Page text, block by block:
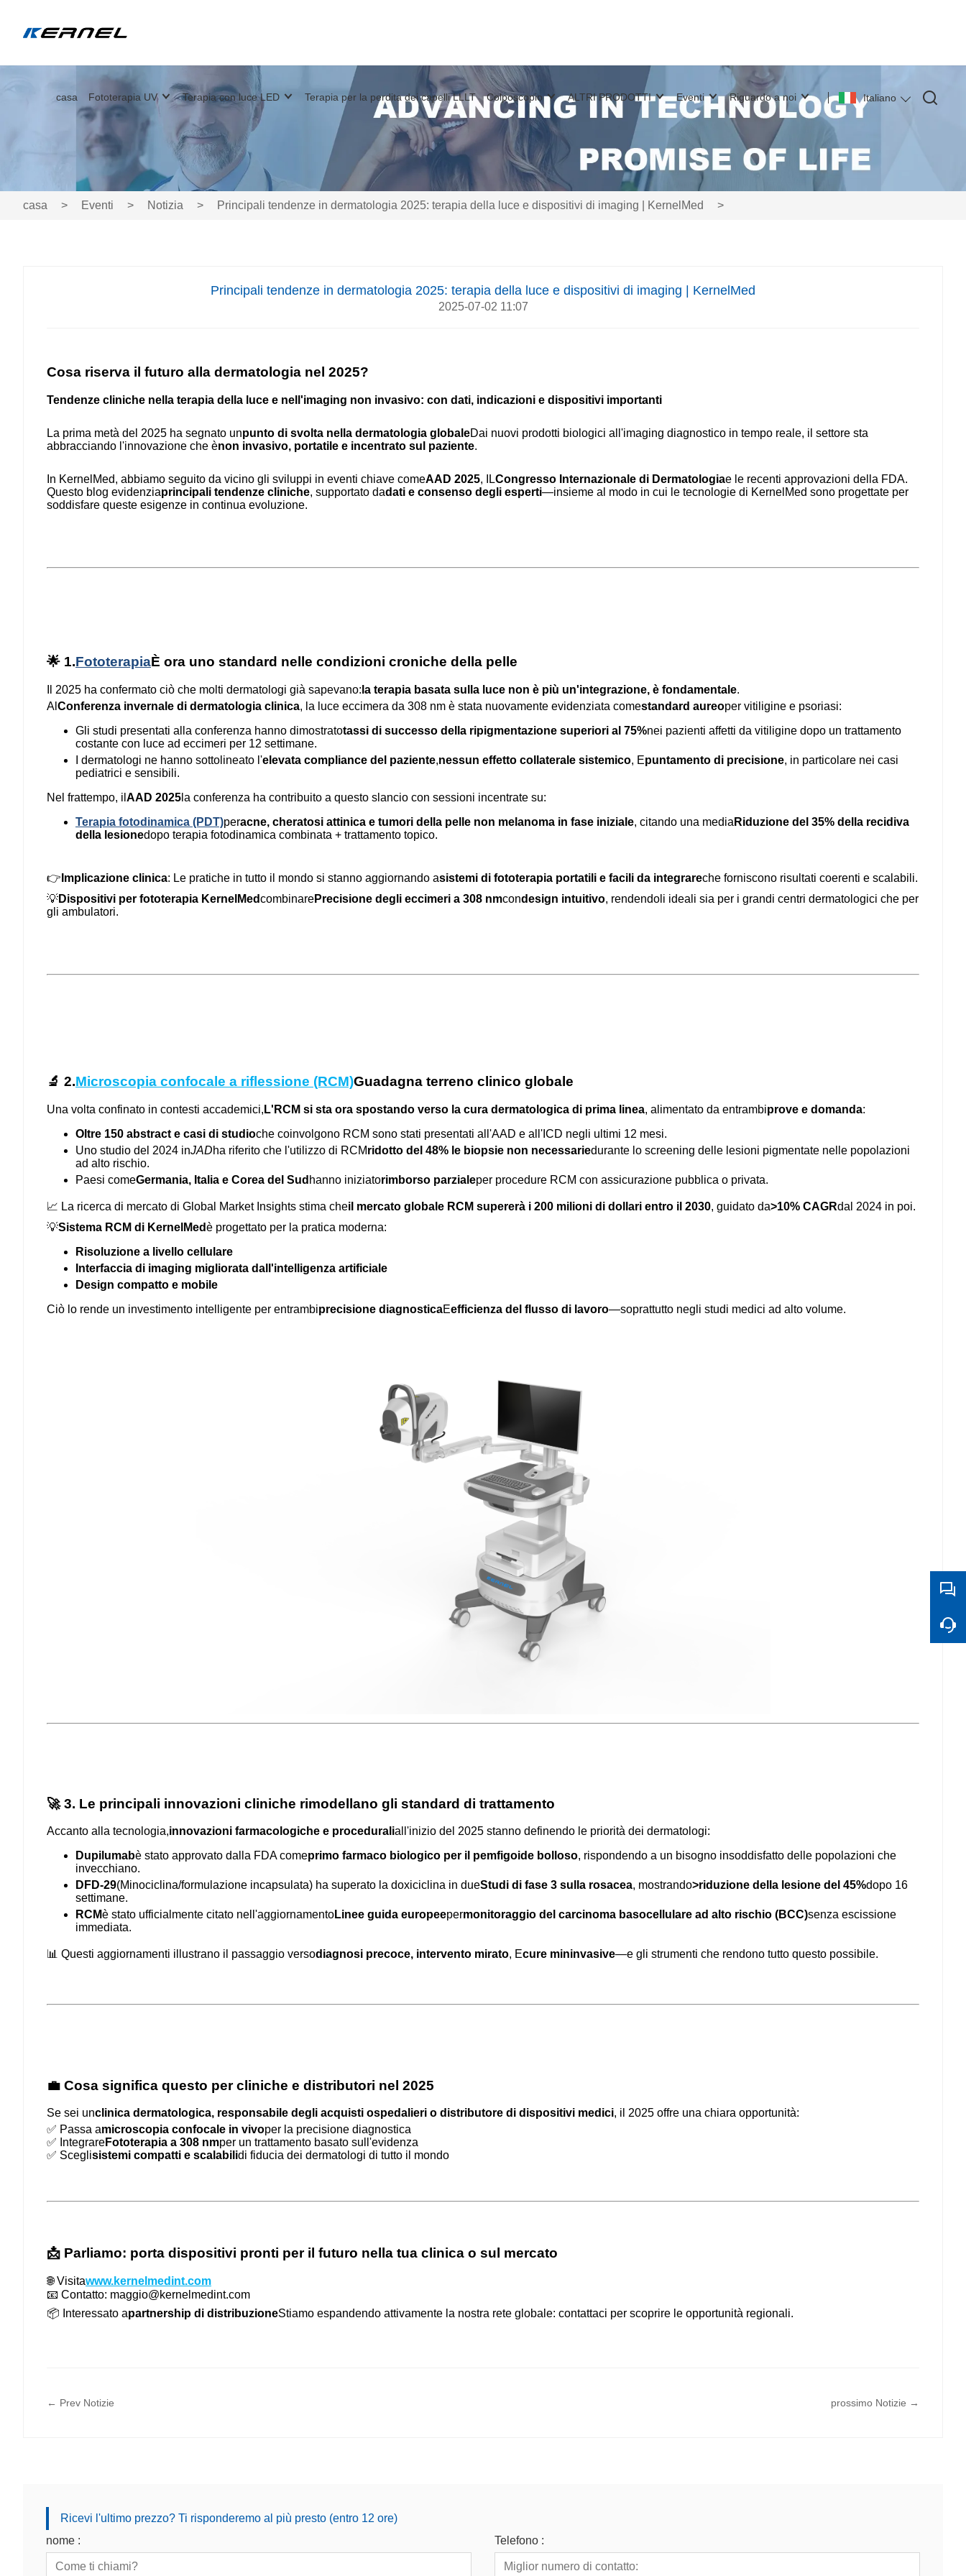
Italiano
casa Fototerapia UV Terapia con luce LED Terapia per la perdita dei capelli LLLT Colposcopio ALTRI PRODOTTI Eventi Riguardo a noi
casa > Eventi > Notizia > Principali tendenze in dermatologia 2025: terapia della luce e dispositivi di imaging | KernelMed >
Principali tendenze in dermatologia 2025: terapia della luce e dispositivi di imaging | KernelMed
2025-07-02 11:07
Cosa riserva il futuro alla dermatologia nel 2025?
Tendenze cliniche nella terapia della luce e nell'imaging non invasivo: con dati, indicazioni e dispositivi importanti
La prima metà del 2025 ha segnato unpunto di svolta nella dermatologia globaleDai nuovi prodotti biologici all'imaging diagnostico in tempo reale, il settore sta
abbracciando l'innovazione che ènon invasivo, portatile e incentrato sul paziente.
In KernelMed, abbiamo seguito da vicino gli sviluppi in eventi chiave comeAAD 2025, ILCongresso Internazionale di Dermatologiae le recenti approvazioni della FDA.
Questo blog evidenziaprincipali tendenze cliniche, supportato dadati e consenso degli esperti—insieme al modo in cui le tecnologie di KernelMed sono progettate per
soddisfare queste esigenze in continua evoluzione.
🌟 1.FototerapiaÈ ora uno standard nelle condizioni croniche della pelle
Il 2025 ha confermato ciò che molti dermatologi già sapevano: la terapia basata sulla luce non è più un'integrazione, è fondamentale.
Al Conferenza invernale di dermatologia clinica, la luce eccimera da 308 nm è stata nuovamente evidenziata comestandard aureoper vitiligine e psoriasi:
Gli studi presentati alla conferenza hanno dimostratotassi di successo della ripigmentazione superiori al 75%nei pazienti affetti da vitiligine dopo un trattamento
costante con luce ad eccimeri per 12 settimane.
I dermatologi ne hanno sottolineato l'elevata compliance del paziente,nessun effetto collaterale sistemico, Epuntamento di precisione, in particolare nei casi
pediatrici e sensibili.
Nel frattempo, il AAD 2025 la conferenza ha contribuito a questo slancio con sessioni incentrate su:
Terapia fotodinamica (PDT)peracne, cheratosi attinica e tumori della pelle non melanoma in fase iniziale, citando una media Riduzione del 35% della recidiva
della lesionedopo terapia fotodinamica combinata + trattamento topico.
👉 Implicazione clinica: Le pratiche in tutto il mondo si stanno aggiornando asistemi di fototerapia portatili e facili da integrareche forniscono risultati coerenti e scalabili.
💡Dispositivi per fototerapia KernelMedcombinarePrecisione degli eccimeri a 308 nmcondesign intuitivo, rendendoli ideali sia per i grandi centri dermatologici che per
gli ambulatori.
🔬 2.Microscopia confocale a riflessione (RCM)Guadagna terreno clinico globale
Una volta confinato in contesti accademici, L'RCM si sta ora spostando verso la cura dermatologica di prima linea, alimentato da entrambiprove e domanda:
Oltre 150 abstract e casi di studioche coinvolgono RCM sono stati presentati all'AAD e all'ICD negli ultimi 12 mesi.
Uno studio del 2024 inJADha riferito che l'utilizzo di RCMridotto del 48% le biopsie non necessariedurante lo screening delle lesioni pigmentate nelle popolazioni
ad alto rischio.
Paesi comeGermania, Italia e Corea del Sud hanno iniziatorimborso parzialeper procedure RCM con assicurazione pubblica o privata.
📈 La ricerca di mercato di Global Market Insights stima cheil mercato globale RCM supererà i 200 milioni di dollari entro il 2030, guidato da>10% CAGRdal 2024 in poi.
💡Sistema RCM di KernelMedè progettato per la pratica moderna:
Risoluzione a livello cellulare
Interfaccia di imaging migliorata dall'intelligenza artificiale
Design compatto e mobile
Ciò lo rende un investimento intelligente per entrambiprecisione diagnosticaEefficienza del flusso di lavoro—soprattutto negli studi medici ad alto volume.
🚀 3. Le principali innovazioni cliniche rimodellano gli standard di trattamento
Accanto alla tecnologia,innovazioni farmacologiche e proceduraliall'inizio del 2025 stanno definendo le priorità dei dermatologi:
Dupilumabè stato approvato dalla FDA comeprimo farmaco biologico per il pemfigoide bolloso, rispondendo a un bisogno insoddisfatto delle popolazioni che
invecchiano.
DFD-29(Minociclina/formulazione incapsulata) ha superato la doxiciclina in dueStudi di fase 3 sulla rosacea, mostrando>riduzione della lesione del 45%dopo 16
settimane.
RCMè stato ufficialmente citato nell'aggiornamentoLinee guida europeepermonitoraggio del carcinoma basocellulare ad alto rischio (BCC)senza escissione
immediata.
📊 Questi aggiornamenti illustrano il passaggio versodiagnosi precoce, intervento mirato, Ecure mininvasive—e gli strumenti che rendono tutto questo possibile.
💼 Cosa significa questo per cliniche e distributori nel 2025
Se sei unclinica dermatologica, responsabile degli acquisti ospedalieri o distributore di dispositivi medici, il 2025 offre una chiara opportunità:
✅ Passa amicroscopia confocale in vivoper la precisione diagnostica
✅ IntegrareFototerapia a 308 nmper un trattamento basato sull'evidenza
✅ Sceglisistemi compatti e scalabilidi fiducia dei dermatologi di tutto il mondo
📩 Parliamo: porta dispositivi pronti per il futuro nella tua clinica o sul mercato
🌐 Visitawww.kernelmedint.com
📧 Contatto: maggio@kernelmedint.com
📦 Interessato apartnership di distribuzioneStiamo espandendo attivamente la nostra rete globale: contattaci per scoprire le opportunità regionali.
← Prev Notizie prossimo Notizie →
Ricevi l'ultimo prezzo? Ti risponderemo al più presto (entro 12 ore)
nome :
Telefono :